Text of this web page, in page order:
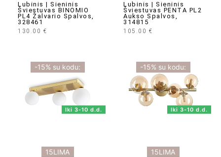
Lubinis | Sieninis
Šviestuvas BINOMIO
PL4 Žalvario Spalvos,
328461
130.00 €
Lubinis | Sieninis
Šviestuvas PENTA PL2
Aukso Spalvos,
314815
105.00 €
15LIMA
-15% su kodu:
Iki 3-10 d.d.
15LIMA
-15% su kodu:
Iki 3-10 d.d.